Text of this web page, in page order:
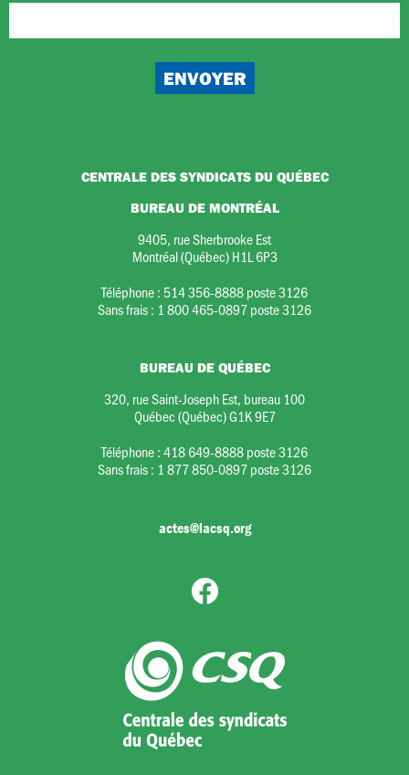
CENTRALE DES SYNDICATS DU QUÉBEC
BUREAU DE MONTRÉAL
9405, rue Sherbrooke Est
Montréal (Québec) H1L 6P3
Téléphone : 514 356-8888 poste 3126
Sans frais : 1 800 465-0897 poste 3126
BUREAU DE QUÉBEC
320, rue Saint-Joseph Est, bureau 100
Québec (Québec) G1K 9E7
Téléphone :418 649-8888 poste 3126
Sans frais : 1 877 850-0897 poste 3126
actes@lacsq.org